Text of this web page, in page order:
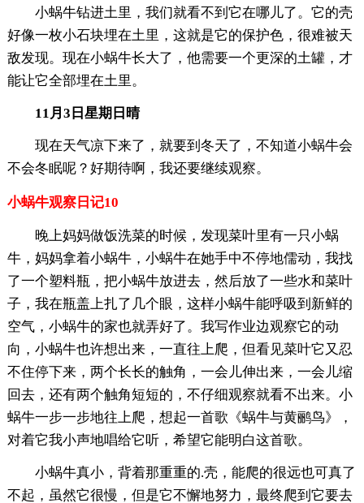
小蜗牛钻进土里，我们就看不到它在哪儿了。它的壳
好像一枚小石块埋在土里，这就是它的保护色，很难被天
敌发现。现在小蜗牛长大了，他需要一个更深的土罐，才
能让它全部埋在土里。
11月3日星期日晴
现在天气凉下来了，就要到冬天了，不知道小蜗牛会
不会冬眠呢？好期待啊，我还要继续观察。
小蜗牛观察日记10
晚上妈妈做饭洗菜的时候，发现菜叶里有一只小蜗
牛，妈妈拿着小蜗牛，小蜗牛在她手中不停地儒动，我找
了一个塑料瓶，把小蜗牛放进去，然后放了一些水和菜叶
子，我在瓶盖上扎了几个眼，这样小蜗牛能呼吸到新鲜的
空气，小蜗牛的家也就弄好了。我写作业边观察它的动
向，小蜗牛也许想出来，一直往上爬，但看见菜叶它又忍
不住停下来，两个长长的触角，一会儿伸出来，一会儿缩
回去，还有两个触角短短的，不仔细观察就看不出来。小
蜗牛一步一步地往上爬，想起一首歌《蜗牛与黄鹂鸟》，
对着它我小声地唱给它听，希望它能明白这首歌。
小蜗牛真小，背着那重重的.壳，能爬的很远也可真了
不起，虽然它很慢，但是它不懈地努力，最终爬到它要去